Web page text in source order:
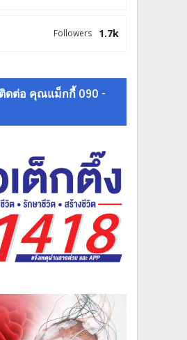
1.7k
Followers
ดต่อ คุณแม็กกี้ 090 -